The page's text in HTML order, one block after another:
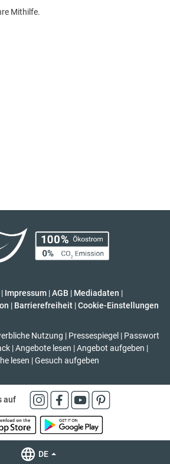
Mithilfe.
| Impressum |AGB | Mediadaten |
| Barrierefreiheit | Cookie-Einstellungen
Nutzung | Pressespiegel | Passwort
| Angebote lesen | Angebot aufgeben |
lesen | Gesuch aufgeben
auf
DE